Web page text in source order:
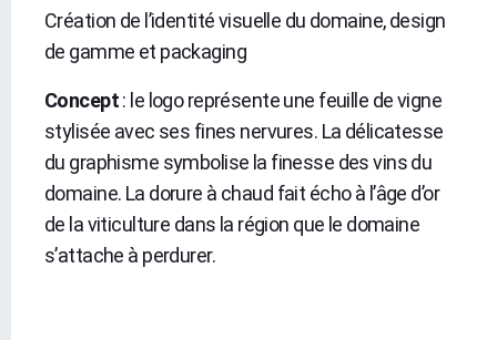
Création de l’identité visuelle du domaine, design
de gamme et packaging
Concept: le logo représente une feuille de vigne
stylisée avec ses fines nervures. La délicatesse
du graphisme symbolise la finesse des vins du
domaine. La dorure à chaud fait écho à l’âge d’or
de la viticulture dans la région que le domaine
s’attache à perdurer.